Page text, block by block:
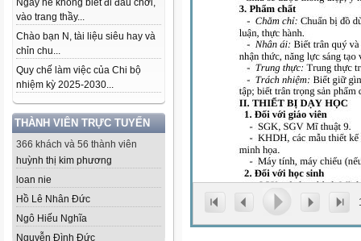
Ngày hè không biết đi đâu chơi,
vào trang thầy...
Chào bạn N, tài liệu siêu hay và
chỉn chu...
Quy chế làm việc của Chi bộ
nhiệm kỳ 2025-2030...
THÀNH VIÊN TRỰC TUYẾN
366 khách và 56 thành viên
huỳnh thị kim phương
loan nie
Hồ Lê Nhân Đức
Ngô Hiếu Nghĩa
Nguyễn Đình Đức